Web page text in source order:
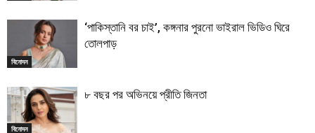
বিনোদন
‘পাকিস্তানি বর চাই’, কঙ্গনার পুরনো ভাইরাল ভিডিও ঘিরে
তোলপাড়
বিনোদন
৮ বছর পর অভিনয়ে প্রীতি জিনতা